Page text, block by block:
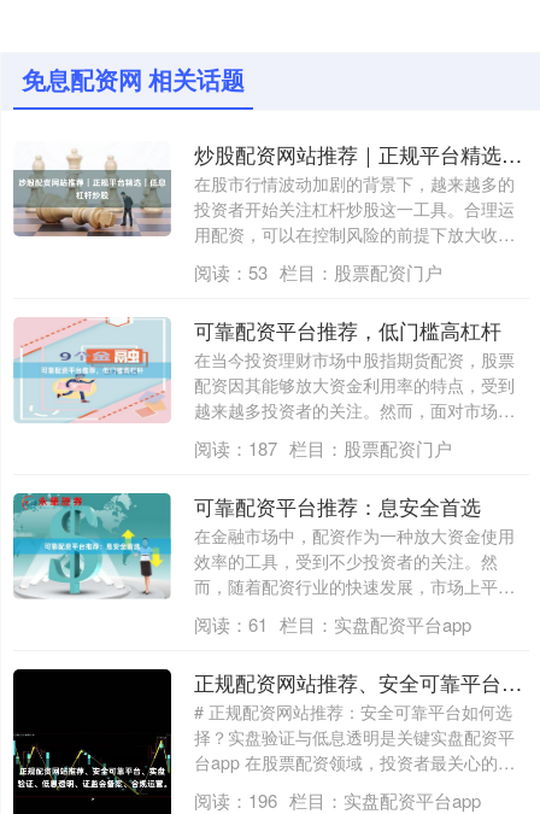
免息配资网 相关话题
炒股配资网站推荐｜正规平台精选｜低息杠杆炒股
在股市行情波动加剧的背景下，越来越多的
投资者开始关注杠杆炒股这一工具。合理运
用配资，可以在控制风险的前提下放大收
益。然而....
阅读： 53 栏目： 股票配资门户
可靠配资平台推荐，低门槛高杠杆
在当今投资理财市场中股指期货配资，股票
配资因其能够放大资金利用率的特点，受到
越来越多投资者的关注。然而，面对市场上
琳琅满....
阅读： 187 栏目： 股票配资门户
可靠配资平台推荐：息安全首选
在金融市场中，配资作为一种放大资金使用
效率的工具，受到不少投资者的关注。然
而，随着配资行业的快速发展，市场上平台
质量参差....
阅读： 61 栏目： 实盘配资平台app
正规配资网站推荐、安全可靠平台、实盘验证、低息透明、证监会备案、合规运营。
# 正规配资网站推荐：安全可靠平台如何选
择？实盘验证与低息透明是关键实盘配资平
台app 在股票配资领域，投资者最关心的
莫....
阅读： 196 栏目： 实盘配资平台app